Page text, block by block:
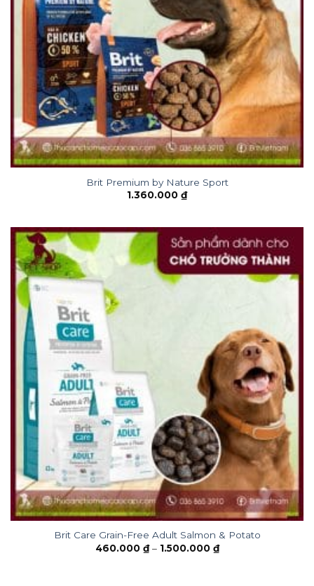
Brit Premium by Nature Sport
1.360.000 ₫
Brit Care Grain-Free Adult Salmon & Potato
460.000 ₫– 1.500.000 ₫